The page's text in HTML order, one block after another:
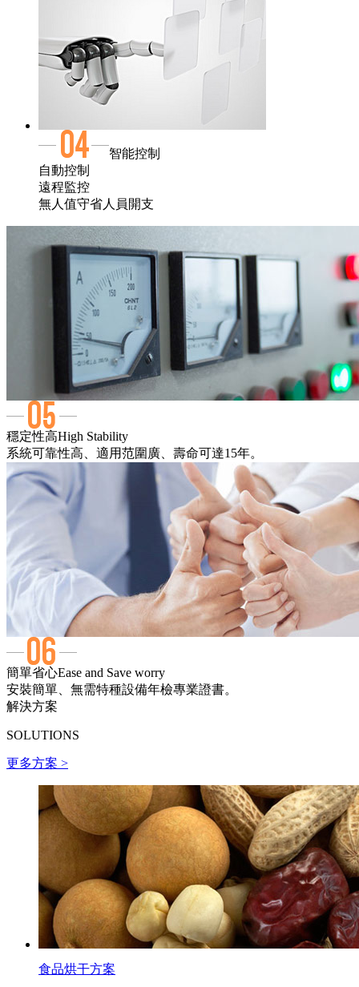
智能控制
自動控制
遠程監控
無人值守省人員開支
穩定性高High Stability
系統可靠性高、適用范圍廣、壽命可達15年。
簡單省心Ease and Save worry
安裝簡單、無需特種設備年檢專業證書。
解決方案
SOLUTIONS
更多方案 >
食品烘干方案